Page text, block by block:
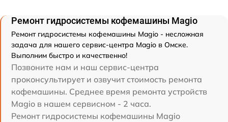
Ремонт гидросистемы кофемашины Magio
Ремонт гидросистемы кофемашины Magio - несложная
задача для нашего сервис-центра Magio в Омске.
Выполним быстро и качественно!
Позвоните нам и наш сервис-центра
проконсультирует и озвучит стоимость ремонта
кофемашины. Среднее время ремонта устройств
Magio в нашем сервисном - 2 часа.
Ремонт гидросистемы кофемашины Magio